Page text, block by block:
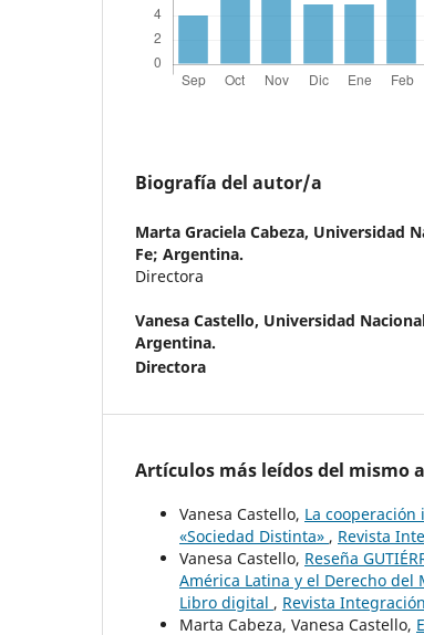
Biografía del autor/a
Marta Graciela Cabeza, Universidad
Fe; Argentina.
Directora
Vanesa Castello, Universidad
Argentina.
Directora
Artículos más leídos del mismo
Vanesa Castello, La
«Sociedad Distinta» , Revista
Vanesa Castello, Reseña
América Latina y el Derecho
Libro digital , Revista
Marta Cabeza, Vanesa Castello,